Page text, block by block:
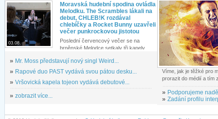
03.08.
Moravská hudební spodina ovládla
Melodku. The Scrambles lákali na
debut, CHLEB!K rozdával
chlebíčky a Rocket Bunny uzavřeli
večer punkrockovou jistotou
Poslední červencový večer se na
brněnské Melodce setkaly tři kapely...
» Mr. Moss představují nový singl Weird...
» Rapové duo PAST vydává svou pátou desku...
» Vršovická kapela tojeon vydává debutové...
» zobrazit více...
Víme, jak je těžké pro
prorazit do médií a tím
» Podporujeme
» Zadání profilu